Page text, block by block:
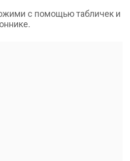
с помощью табличек и